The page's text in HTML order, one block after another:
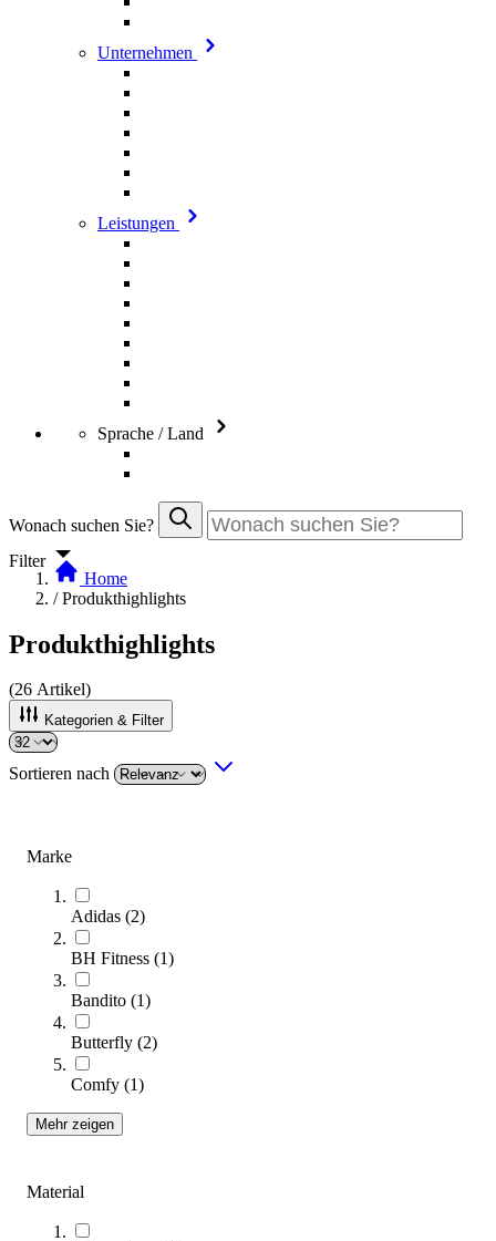
Unternehmen
Leistungen
Sprache / Land
Wonach suchen Sie?
Filter
Marke
Adidas (2)
BH Fitness (1)
Bandito (1)
Butterfly (2)
Comfy (1)
Mehr zeigen
Material
Home
/ Produkthighlights
Produkthighlights
(26 Artikel)
Kategorien & Filter
Sortieren nach
Kübler Sport® Bodenmarkierung Füße, 5er-Set
13,95 €
Zum Produkt
Varianten zur Auswahl